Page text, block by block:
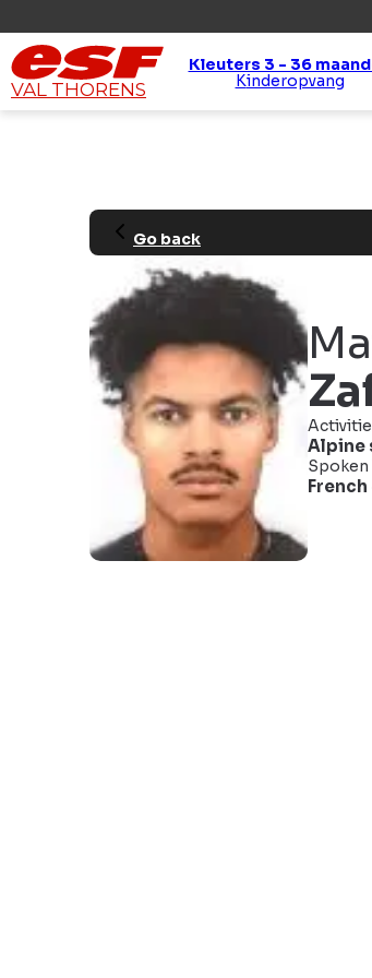
VAL THORENS
Kleuters 3 - 36
Kinderopvang
Go back
Alpine
Spoken
French